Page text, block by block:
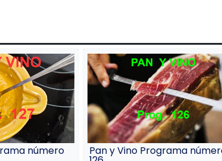
número Pan y Vino Programa